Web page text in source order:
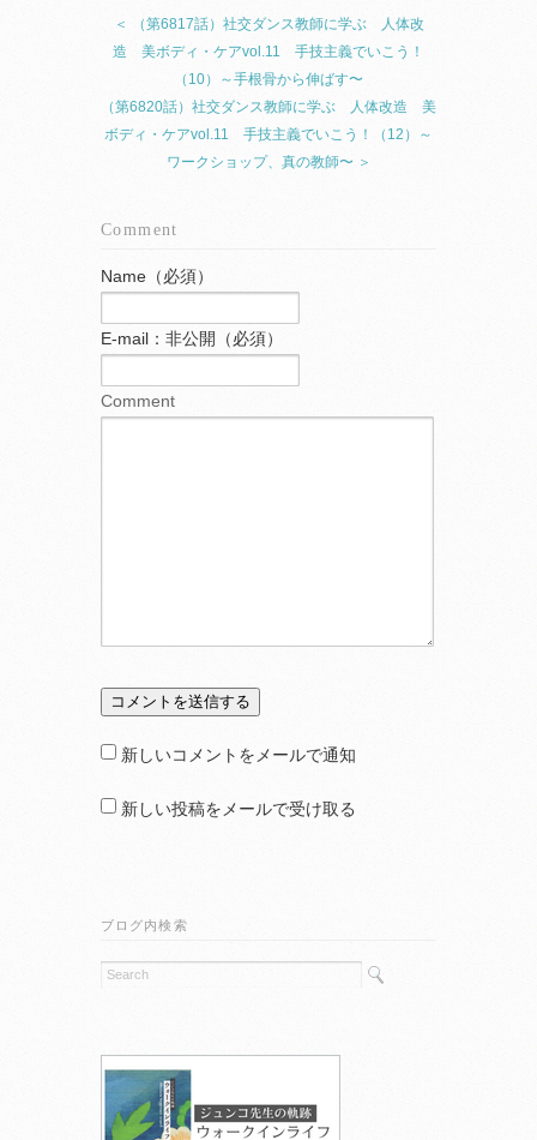
＜ （第6817話）社交ダンス教師に学ぶ 人体改
造 美ボディ・ケアvol.11 手技主義でいこう！
（10）～手根骨から伸ばす〜
（第6820話）社交ダンス教師に学ぶ 人体改造 美
ボディ・ケアvol.11 手技主義でいこう！（12）～
ワークショップ、真の教師〜 ＞
Comment
Name（必須）
E-mail：非公開（必須）
Comment
新しいコメントをメールで通知
新しい投稿をメールで受け取る
ブログ内検索